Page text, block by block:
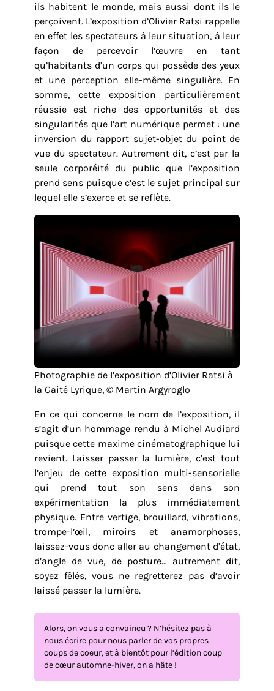
ils habitent le monde, mais aussi dont ils le
perçoivent. L’exposition d’Olivier Ratsi rappelle
en effet les spectateurs à leur situation, à leur
façon de percevoir l’œuvre en tant
qu’habitants d’un corps qui possède des yeux
et une perception elle-même singulière. En
somme, cette exposition particulièrement
réussie est riche des opportunités et des
singularités que l’art numérique permet : une
inversion du rapport sujet-objet du point de
vue du spectateur. Autrement dit, c’est par la
seule corporéité du public que l’exposition
prend sens puisque c’est le sujet principal sur
lequel elle s’exerce et se reflète.
Photographie de l’exposition d’Olivier Ratsi à
la Gaité Lyrique, © Martin Argyroglo
En ce qui concerne le nom de l’exposition, il
s’agit d’un hommage rendu à Michel Audiard
puisque cette maxime cinématographique lui
revient. Laisser passer la lumière, c’est tout
l’enjeu de cette exposition multi-sensorielle
qui prend tout son sens dans son
expérimentation la plus immédiatement
physique. Entre vertige, brouillard, vibrations,
trompe-l’œil, miroirs et anamorphoses,
laissez-vous donc aller au changement d’état,
d’angle de vue, de posture… autrement dit,
soyez fêlés, vous ne regretterez pas d’avoir
laissé passer la lumière.
Alors, on vous a convaincu ? N’hésitez pas à
nous écrire pour nous parler de vos propres
coups de coeur, et à bientôt pour l’édition coup
de cœur automne-hiver, on a hâte !